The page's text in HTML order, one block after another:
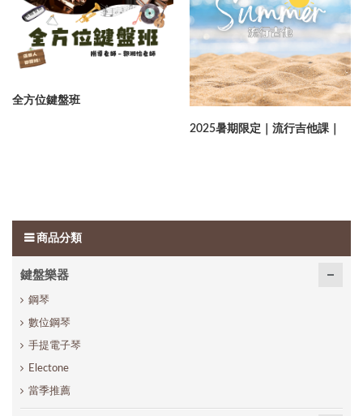
全方位鍵盤班
2025暑期限定｜流行吉他課｜
商品分類
鍵盤樂器
鋼琴
數位鋼琴
手提電子琴
Electone
當季推薦